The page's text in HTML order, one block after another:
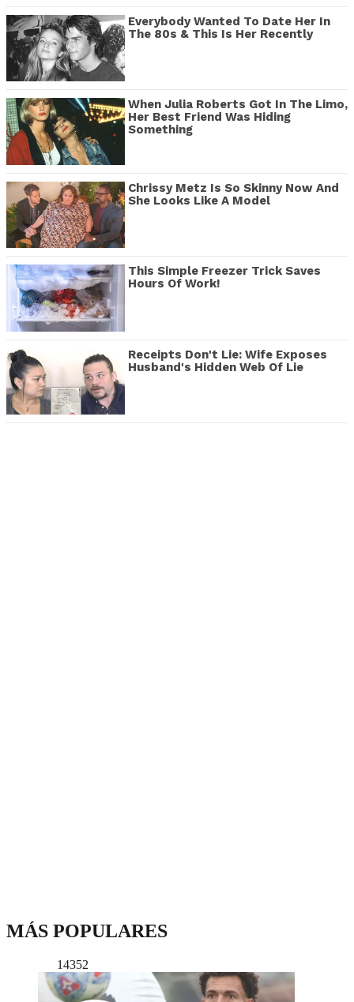
Everybody Wanted To Date Her In
The 80s & This Is Her Recently
When Julia Roberts Got In The Limo,
Her Best Friend Was Hiding
Something
Chrissy Metz Is So Skinny Now And
She Looks Like A Model
This Simple Freezer Trick Saves
Hours Of Work!
Receipts Don't Lie: Wife Exposes
Husband's Hidden Web Of Lie
MÁS POPULARES
14352